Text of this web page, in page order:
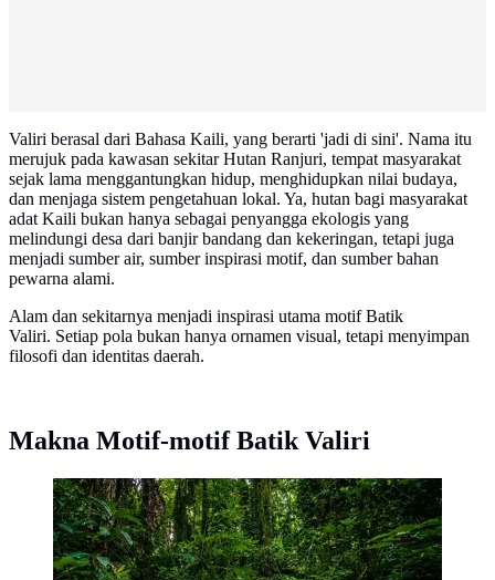
Valiri berasal dari Bahasa Kaili, yang berarti 'jadi di sini'. Nama itu
merujuk pada kawasan sekitar Hutan Ranjuri, tempat masyarakat
sejak lama menggantungkan hidup, menghidupkan nilai budaya,
dan menjaga sistem pengetahuan lokal. Ya, hutan bagi masyarakat
adat Kaili bukan hanya sebagai penyangga ekologis yang
melindungi desa dari banjir bandang dan kekeringan, tetapi juga
menjadi sumber air, sumber inspirasi motif, dan sumber bahan
pewarna alami.
Alam dan sekitarnya menjadi inspirasi utama motif Batik
Valiri. Setiap pola bukan hanya ornamen visual, tetapi menyimpan
filosofi dan identitas daerah.
Makna Motif-motif Batik Valiri
Hutan Ranjuri di wilayah Sigi, Sulawesi Tengah. (dok.
Gampiri Interaksi)